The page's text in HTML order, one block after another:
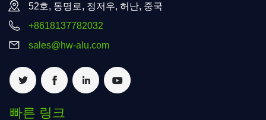
52호, 동명로, 정저우, 허난, 중국
+8618137782032
sales@hw-alu.com
빠른 링크